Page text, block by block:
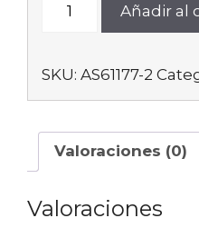
Añadir al
SKU: AS61177-2
Valoraciones (0)
Valoraciones